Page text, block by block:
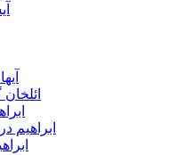
ابراهیم